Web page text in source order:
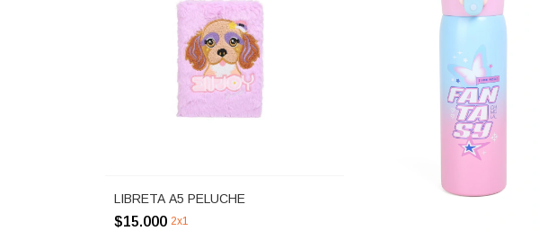
LIBRETA A5 PELUCHE
$15.000 2x1